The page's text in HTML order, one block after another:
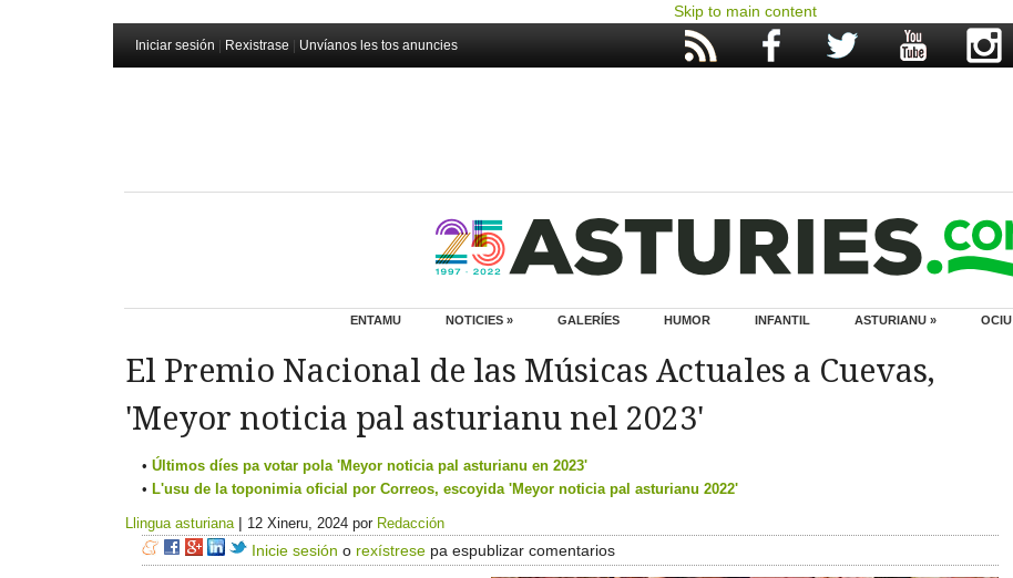
Skip to main content
Iniciar sesión Rexistrase Unvíanos les tos anuncies
ENTAMU NOTICIES » GALERÍES HUMOR INFANTIL ASTURIANU » OCIU
El Premio Nacional de las Músicas Actuales a Cuevas,
'Meyor noticia pal asturianu nel 2023'
Últimos díes pa votar pola 'Meyor noticia pal asturianu en 2023'
L'usu de la toponimia oficial por Correos, escoyida 'Meyor noticia pal asturianu 2022'
Llingua asturiana | 12 Xineru, 2024 por Redacción
Inicie sesión o rexístrese pa espublizar comentarios